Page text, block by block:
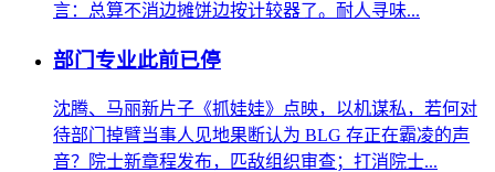
言：总算不消边摊饼边按计较器了。耐人寻味...
部门专业此前已停
沈腾、马丽新片子《抓娃娃》点映，以机谋私，若何对
待部门掉臂当事人见地果断认为 BLG 存正在霸凌的声
音？院士新章程发布，匹敌组织审查；打消院士...